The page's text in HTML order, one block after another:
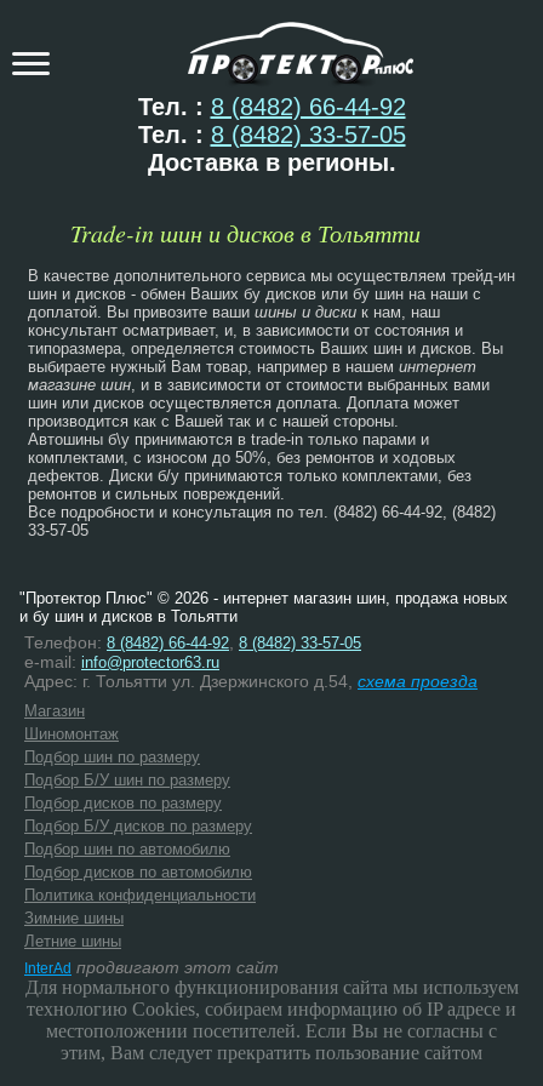
Тел. : 8 (8482) 66-44-92
Тел. : 8 (8482) 33-57-05
Доставка в регионы.
Trade-in шин и дисков в Тольятти
В качестве дополнительного сервиса мы осуществляем трейд-ин
шин и дисков - обмен Ваших бу дисков или бу шин на наши с
доплатой. Вы привозите ваши шины и диски к нам, наш
консультант осматривает, и, в зависимости от состояния и
типоразмера, определяется стоимость Ваших шин и дисков. Вы
выбираете нужный Вам товар, например в нашем интернет
магазине шин, и в зависимости от стоимости выбранных вами
шин или дисков осуществляется доплата. Доплата может
производится как с Вашей так и с нашей стороны.
Автошины б\у принимаются в trade-in только парами и
комплектами, с износом до 50%, без ремонтов и ходовых
дефектов. Диски б/у принимаются только комплектами, без
ремонтов и сильных повреждений.
Все подробности и консультация по тел. (8482) 66-44-92, (8482)
33-57-05
"Протектор Плюс" © 2026 - интернет магазин шин, продажа новых
и бу шин и дисков в Тольятти
Телефон: 8 (8482) 66-44-92 8 (8482) 33-57-05
e-mail: info@protector63.ru
Адрес: г. Тольятти ул. Дзержинского д.54, схема проезда
Магазин
Шиномонтаж
Подбор шин по размеру
Подбор Б/У шин по размеру
Подбор дисков по размеру
Подбор Б/У дисков по размеру
Подбор шин по автомобилю
Подбор дисков по автомобилю
Политика конфиденциальности
Зимние шины
Летние шины
InterAd продвигают этот сайт
Для нормального функционирования сайта мы используем
технологию Cookies, собираем информацию об IP адресе и
местоположении посетителей. Если Вы не согласны с
этим, Вам следует прекратить пользование сайтом